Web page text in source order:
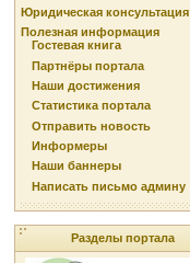
Юридическая консультация
Полезная информация
Гостевая книга
Партнёры портала
Наши достижения
Статистика портала
Отправить новость
Информеры
Наши баннеры
Написать письмо админу
Разделы портала